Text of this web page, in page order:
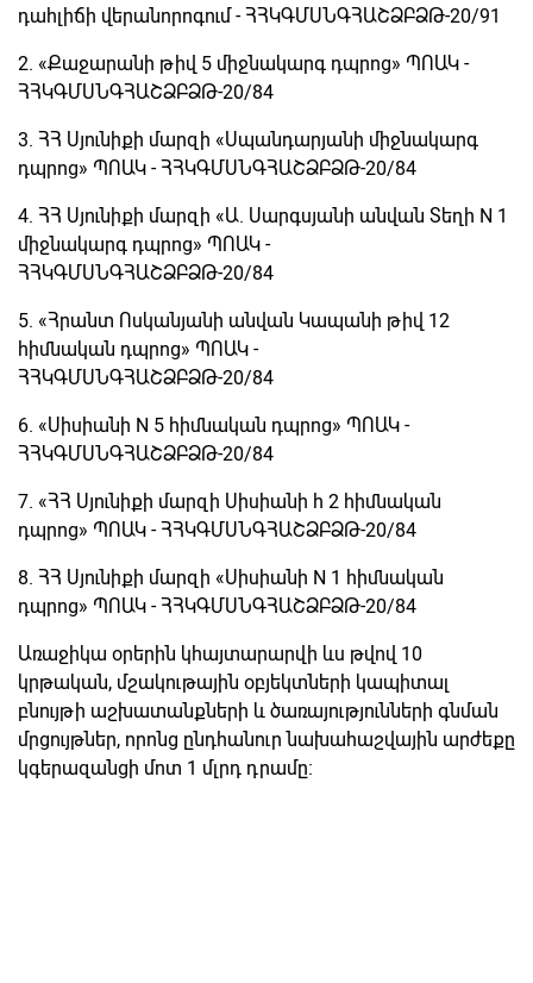
դահլիճի վերանորոգում - ՀՀԿԳՄՍՆԳՀԱՇՁԲՁԹ-20/91
2. «Քաջարանի թիվ 5 միջնակարգ դպրոց» ՊՈԱԿ -
ՀՀԿԳՄՍՆԳՀԱՇՁԲՁԹ-20/84
3. ՀՀ Սյունիքի մարզի «Սպանդարյանի միջնակարգ
դպրոց» ՊՈԱԿ - ՀՀԿԳՄՍՆԳՀԱՇՁԲՁԹ-20/84
4. ՀՀ Սյունիքի մարզի «Ա. Սարգսյանի անվան Տեղի N 1
միջնակարգ դպրոց» ՊՈԱԿ -
ՀՀԿԳՄՍՆԳՀԱՇՁԲՁԹ-20/84
5. «Հրանտ Ոսկանյանի անվան Կապանի թիվ 12
հիմնական դպրոց» ՊՈԱԿ -
ՀՀԿԳՄՍՆԳՀԱՇՁԲՁԹ-20/84
6. «Սիսիանի N 5 հիմնական դպրոց» ՊՈԱԿ -
ՀՀԿԳՄՍՆԳՀԱՇՁԲՁԹ-20/84
7. «ՀՀ Սյունիքի մարզի Սիսիանի հ 2 հիմնական
դպրոց» ՊՈԱԿ - ՀՀԿԳՄՍՆԳՀԱՇՁԲՁԹ-20/84
8. ՀՀ Սյունիքի մարզի «Սիսիանի N 1 հիմնական
դպրոց» ՊՈԱԿ - ՀՀԿԳՄՍՆԳՀԱՇՁԲՁԹ-20/84
Առաջիկա օրերին կհայտարարվի ևս թվով 10
կրթական, մշակութային օբյեկտների կապիտալ
բնույթի աշխատանքների և ծառայությունների գնման
մրցույթներ, որոնց ընդհանուր նախահաշվային արժեքը
կգերազանցի մոտ 1 մլրդ դրամը։